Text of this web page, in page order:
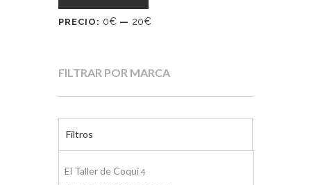
PRECIO: 0€ — 20€
FILTRAR POR MARCA
Filtros
El Taller de Coqui 4